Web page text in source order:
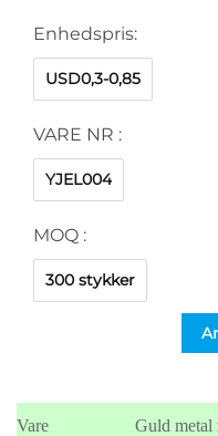
Enhedspris:
USD0,3-0,85
VARE NR :
YJEL004
MOQ :
300 stykker
Vare Guld metal